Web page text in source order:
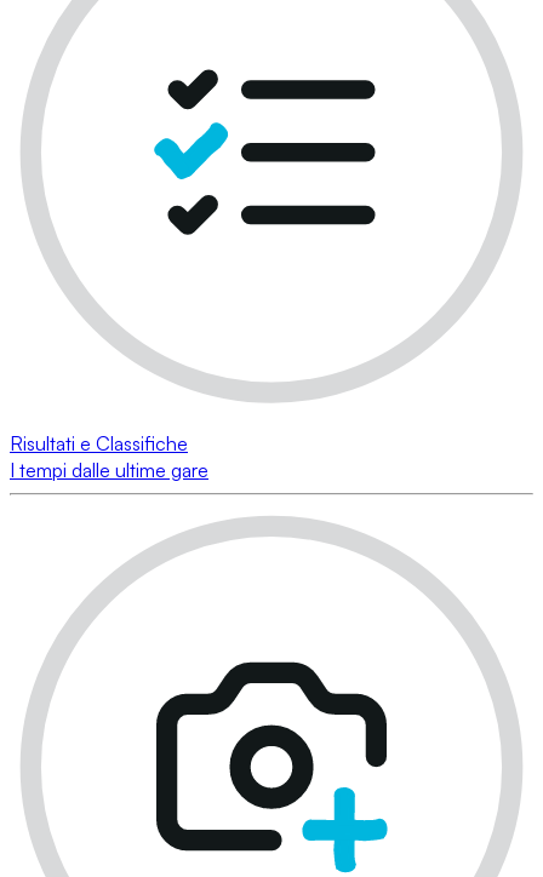
Risultati e Classifiche
I tempi dalle ultime gare